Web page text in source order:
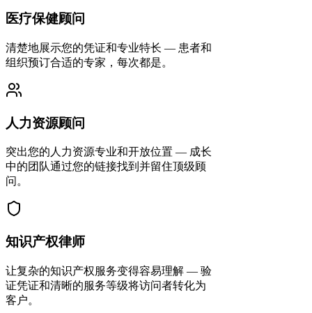
医疗保健顾问
清楚地展示您的凭证和专业特长 — 患者和
组织预订合适的专家，每次都是。
人力资源顾问
突出您的人力资源专业和开放位置 — 成长
中的团队通过您的链接找到并留住顶级顾
问。
知识产权律师
让复杂的知识产权服务变得容易理解 — 验
证凭证和清晰的服务等级将访问者转化为
客户。